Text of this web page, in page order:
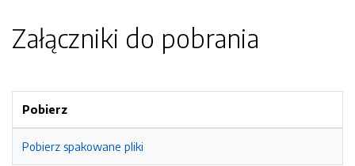
Załączniki do pobrania
Pobierz
Pobierz spakowane pliki